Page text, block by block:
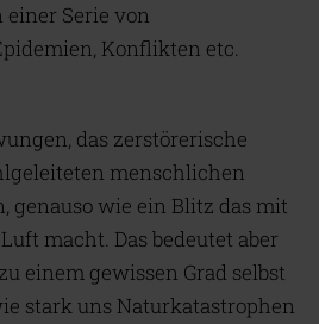
Serie von
Konflikten etc.
das zerstörerische
menschlichen
genauso wie ein Blitz das mit
macht. Das bedeutet aber
einem gewissen Grad selbst
stark uns Naturkatastrophen